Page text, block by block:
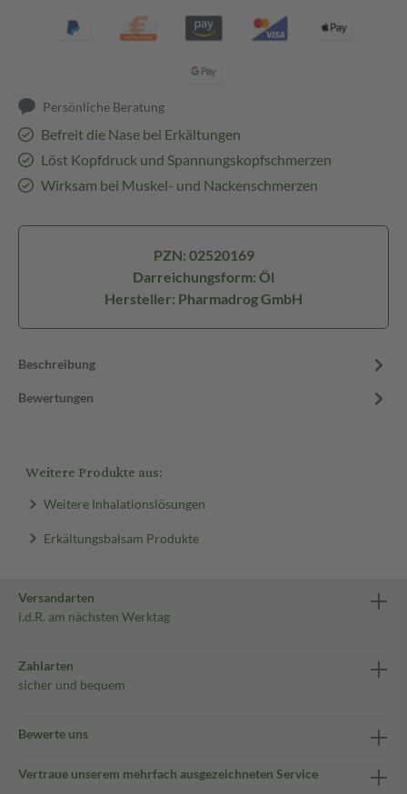
Persönliche Beratung
Befreit die Nase bei Erkältungen
Löst Kopfdruck und Spannungskopfschmerzen
Wirksam bei Muskel- und Nackenschmerzen
PZN: 02520169
Darreichungsform: Öl
Hersteller: Pharmadrog GmbH
Beschreibung
Bewertungen
Weitere Produkte aus:
Weitere Inhalationslösungen
Erkältungsbalsam Produkte
Versandarten
i.d.R. am nächsten Werktag
Zahlarten
sicher und bequem
Bewerte uns
Vertraue unserem mehrfach ausgezeichneten Service